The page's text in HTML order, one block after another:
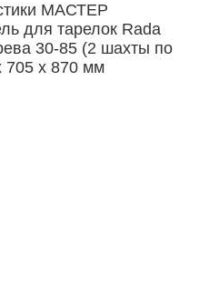
МАСТЕР
для тарелок Rada
30-85 (2 шахты по
705 х 870 мм